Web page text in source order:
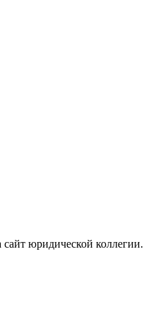
юридической коллегии.